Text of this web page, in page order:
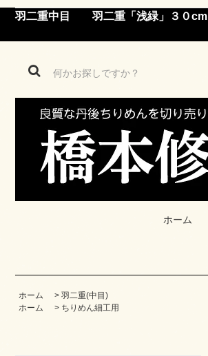
羽二重中目 羽二重「浅緑」３０cm
ホーム
ホーム > 羽二重(中目)
ホーム
> ちりめん細工用